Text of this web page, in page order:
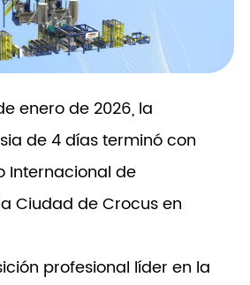
enero de 2026, la
de 4 días terminó con
Internacional de
Ciudad de Crocus en
profesional líder en la